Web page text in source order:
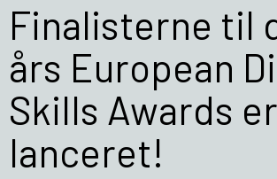
Finalisterne til
års European
Skills Awards er
lanceret!